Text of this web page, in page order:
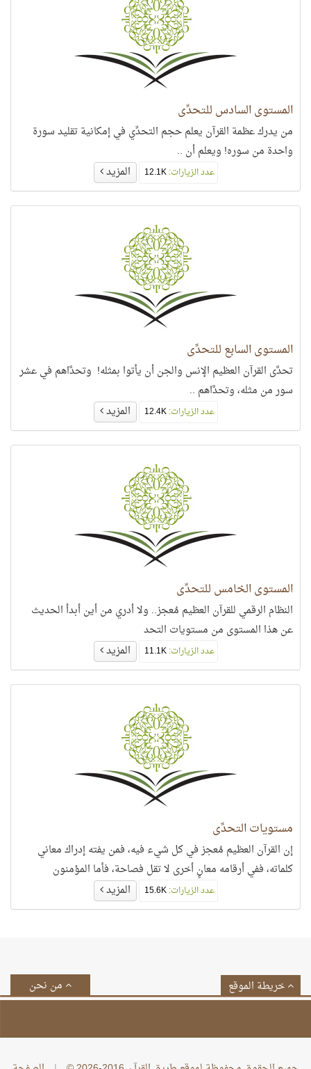
المستوى السادس للتحدِّي
من يدرك عظمة القرآن يعلم حجم التحدِّي في إمكانية تقليد سورة
واحدة من سوره! ويعلم أن ..
عدد الزيارات:12.1K المزيد
المستوى السابع للتحدِّي
تحدَّى القرآن العظيم الإنس والجن أن يأتوا بمثله! وتحدَّاهم في عشر
سور من مثله، وتحدَّاهم ..
عدد الزيارات:12.4K المزيد
المستوى الخامس للتحدِّي
النظام الرقمي للقرآن العظيم مُعجز.. ولا أدري من أين أبدأ الحديث
عن هذا المستوى من مستويات التحد
عدد الزيارات:11.1K المزيد
مستويات التحدِّي
إن القرآن العظيم مُعجز في كل شيء فيه، فمن يفته إدراك معاني
كلماته، ففي أرقامه معانٍ أخرى لا تقل فصاحة، فأما المؤمنون
عدد الزيارات:15.6K المزيد
من نحن خريطة الموقع